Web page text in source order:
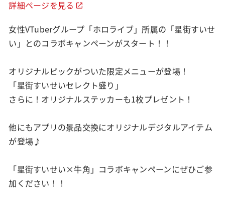
詳細ページを見る
女性VTuberグループ「ホロライブ」所属の「星街すいせ
い」とのコラボキャンペーンがスタート！！
オリジナルピックがついた限定メニューが登場！
「星街すいせいセレクト盛り」
さらに！オリジナルステッカーも1枚プレゼント！
他にもアプリの景品交換にオリジナルデジタルアイテム
が登場♪
「星街すいせい×牛角」コラボキャンペーンにぜひご参
加ください！！